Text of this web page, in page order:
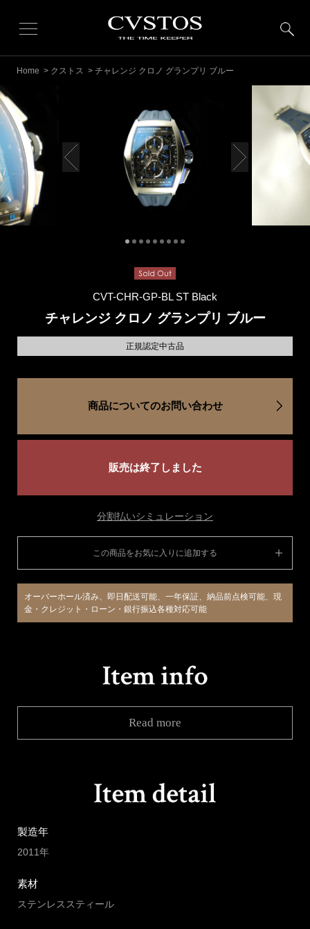
Home > クストス > チャレンジ クロノ グランプリ ブルー
CVT-CHR-GP-BL ST Black
チャレンジ クロノ グランプリ ブルー
正規認定中古品
商品についてのお問い合わせ
販売は終了しました
分割払いシミュレーション
この商品をお気に入りに追加する
オーバーホール済み、即日配送可能、一年保証、納品前点検可能、現
金・クレジット・ローン・銀行振込各種対応可能
Read more
製造年
2011年
素材
ステンレススティール